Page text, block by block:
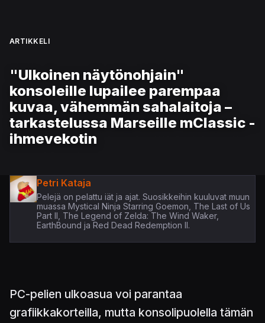
ARTIKKELI
"Ulkoinen näytönohjain"
konsoleille lupailee parempaa
kuvaa, vähemmän sahalaitoja –
tarkastelussa Marseille mClassic -
ihmevekotin
Petri Kataja
Pelejä on pelattu iät ja ajat. Suosikkeihin kuuluvat muun
muassa Mystical Ninja Starring Goemon, The Last of Us
Part II, The Legend of Zelda: The Wind Waker,
EarthBound ja Red Dead Redemption II.
PC-pelien ulkoasua voi parantaa
grafiikkakorteilla, mutta konsolipuolella tämän